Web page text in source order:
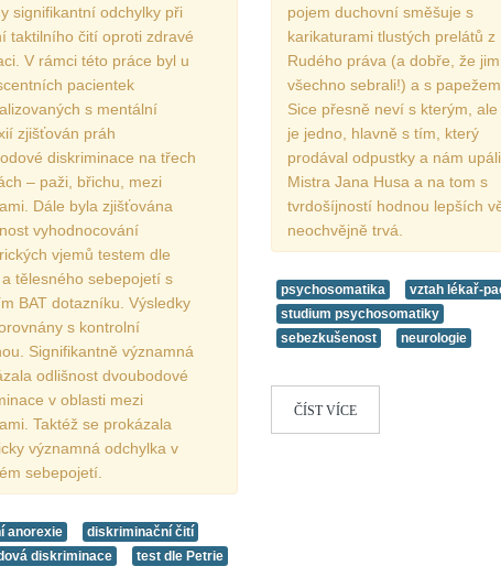
signifikantní odchylky při
taktilního čití oproti zdravé
V rámci této práce byl u
pacientek
s mentální
zjišťován práh
diskriminace na třech
– paži, břichu, mezi
Dále byla zjišťována
vyhodnocování
vjemů testem dle
tělesného sebepojetí s
BAT dotazníku. Výsledky
s kontrolní
Signifikantně významná
odlišnost dvoubodové
v oblasti mezi
Taktéž se prokázala
významná odchylka v
sebepojetí.
anorexie
diskriminační čití
diskriminace
test dle Petrie
pojem duchovní směšuje s
karikaturami tlustých prelátů z
Rudého práva (a dobře, že jim
všechno sebrali!) a s
Sice přesně neví s kterým, ale
je jedno, hlavně s tím, který
prodával odpustky a nám
Mistra Jana Husa a na tom s
tvrdošíjností hodnou lepších
neochvějně trvá.
psychosomatika
vztah lékař-
studium psychosomatiky
sebezkušenost
neurologie
ČÍST VÍCE